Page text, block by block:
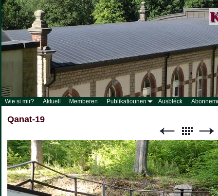
Wie si mir? Aktuell Memberen Publikatiounen Ausbléck
Qanat-19